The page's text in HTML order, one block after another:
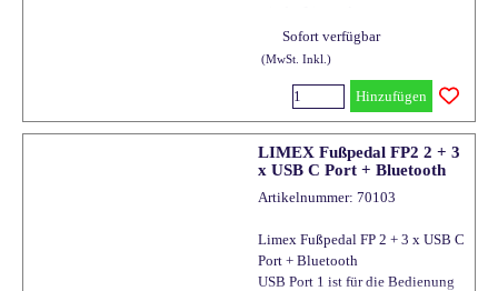
USB Port 2 und 3 sind für die
Ausgabe von Liedtexten
Sofort spielbereit
Die Programmierung des
Fußpedals erfolgt mit der
optionalen LIMEX APP
Liedtextanzeige an allen 3
Anschlüssen möglich
damit kabelloser Betrieb später
möglich
Sofort verfügbar
(MwSt. Inkl.)
Hinzufügen
LIMEX Fußpedal FP2 2 + 3
x USB C Port + Bluetooth
Artikelnummer: 70103
Limex Fußpedal FP 2 + 3 x USB C
Port + Bluetooth
USB Port 1 ist für die Bedienung